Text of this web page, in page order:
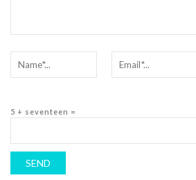
5 + seventeen =